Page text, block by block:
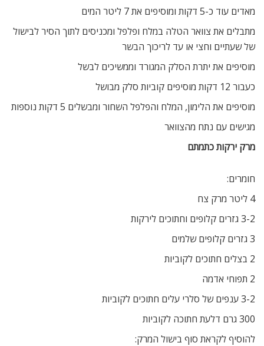
מאדים עוד כ-5 דקות ומוסיפים את 7 ליטר המים
מתבלים את צוואר הטלה במלח ופלפל ומכניסים לתוך הסיר לבישול
של שעתיים וחצי או עד לריכוך הבשר
מוסיפים את יתרת הסלק המגורד וממשיכים לבשל
כעבור 12 דקות מוסיפים קוביות סלק מבושל
מוסיפים את הלימון, המלח והפלפל השחור ומבשלים 5 דקות נוספות
מגישים עם נתח מהצוואר
מרק ירקות כתמתם
חומרים:
4 ליטר מרק צח
3-2 גזרים קלופים וחתוכים לירקות
3 גזרים קלופים שלמים
2 בצלים חתוכים לקוביות
2 תפוחי אדמה
3-2 ענפים של סלרי עלים חתוכים לקוביות
300 גרם דלעת חתוכה לקוביות
להוסיף לקראת סוף בישול המרק: